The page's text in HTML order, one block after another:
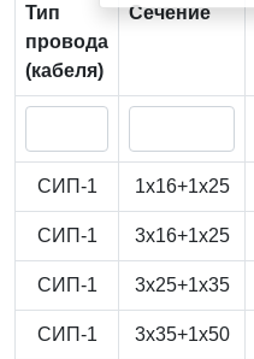
Тип
провода
(кабеля)
Сечение
СИП-1 1x16+1x25
СИП-1 3x16+1x25
СИП-1 3x25+1x35
СИП-1 3x35+1x50